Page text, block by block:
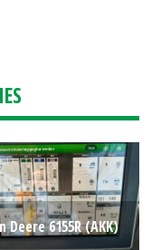
Deere 6155R (AKK)